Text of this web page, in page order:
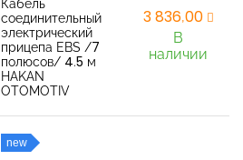
Кабель
соединительный
электрический
прицепа EBS /7
полюсов/ 4.5 м
HAKAN
OTOMOTIV
3 836,00
В
наличии
new